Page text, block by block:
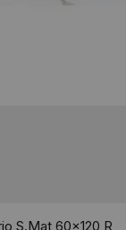
S.Mat 60x120 R